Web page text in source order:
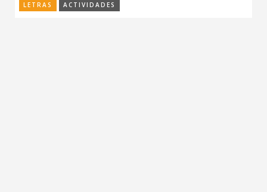
LETRAS ACTIVIDADES